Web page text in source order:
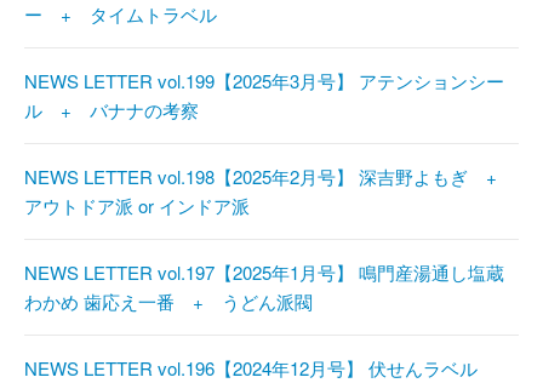
ー + タイムトラベル
NEWS LETTER vol.199【2025年3月号】 アテンションシー
ル + バナナの考察
NEWS LETTER vol.198【2025年2月号】 深吉野よもぎ +
アウトドア派 or インドア派
NEWS LETTER vol.197【2025年1月号】 鳴門産湯通し塩蔵
わかめ 歯応え一番 + うどん派閥
NEWS LETTER vol.196【2024年12月号】 伏せんラベル